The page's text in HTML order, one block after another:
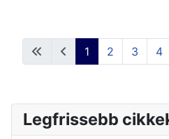
1 2 3 4
Legfrissebb